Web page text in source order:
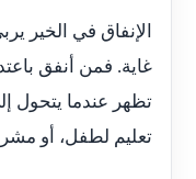
الإنفاق في الخير
غاية. فمن أنفق
تظهر عندما يتحول
تعليم لطفل، أو